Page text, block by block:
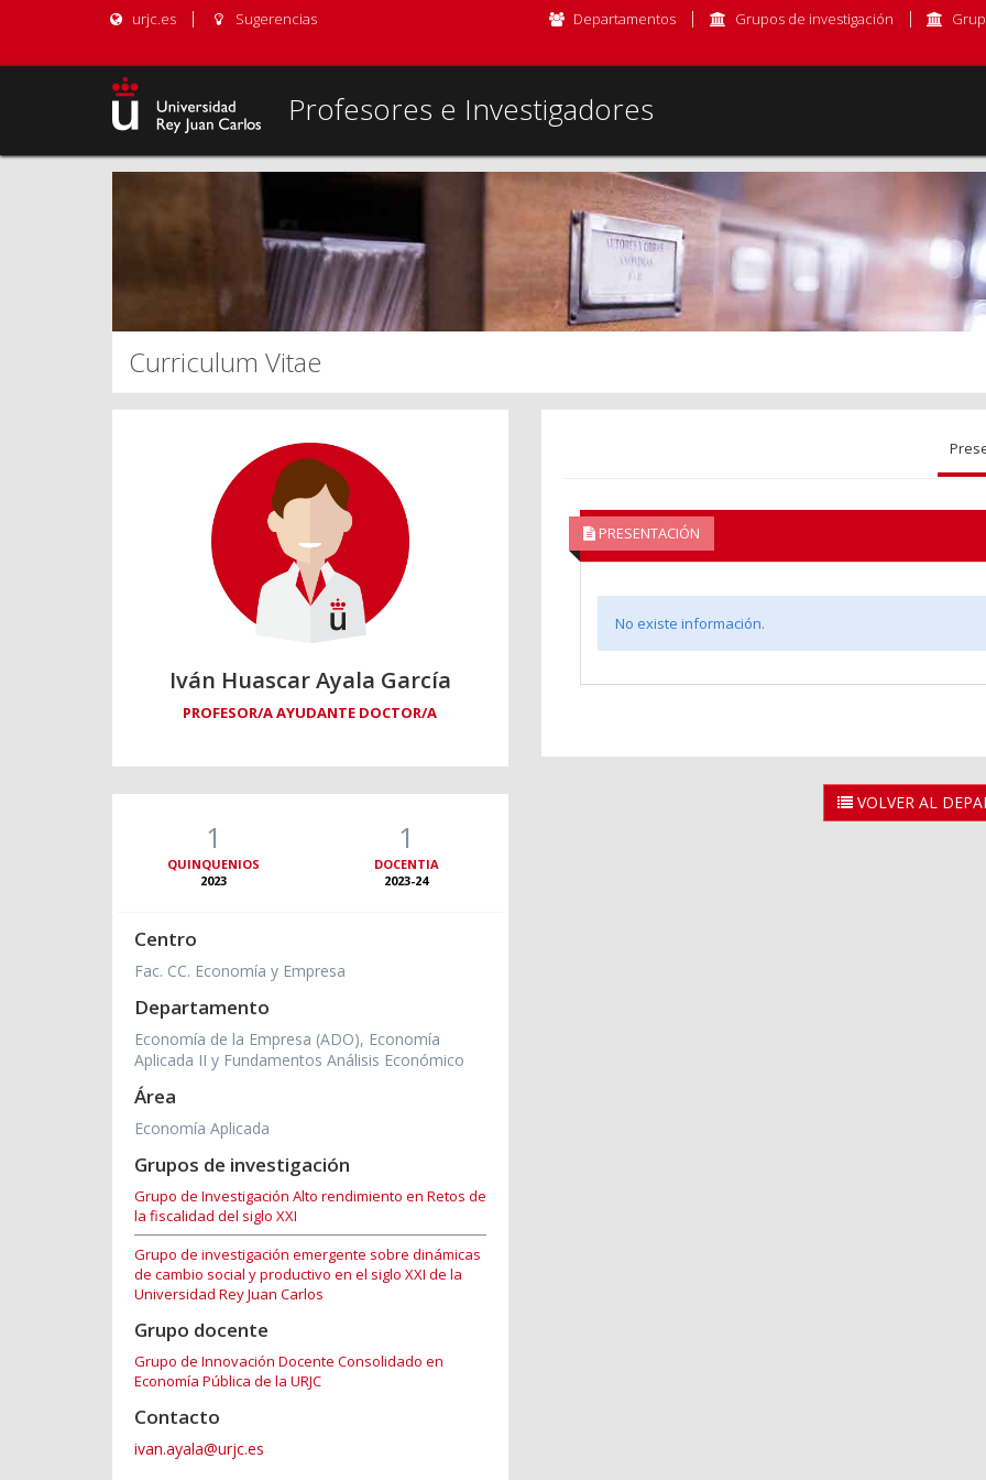
urjc.es Sugerencias Departamentos Grupos de investigación
Profesores e Investigadores
Curriculum Vitae
Iván Huascar Ayala García
PROFESOR/A AYUDANTE DOCTOR/A
1
QUINQUENIOS
2023
1
DOCENTIA
2023-24
Centro
Fac. CC. Economía y Empresa
Departamento
Economía de la Empresa (ADO), Economía
Aplicada II y Fundamentos Análisis Económico
Área
Economía Aplicada
Grupos de investigación
Grupo de Investigación Alto rendimiento en Retos de
la fiscalidad del siglo XXI
Grupo de investigación emergente sobre dinámicas
de cambio social y productivo en el siglo XXI de la
Universidad Rey Juan Carlos
Grupo docente
Grupo de Innovación Docente Consolidado en
Economía Pública de la URJC
Contacto
ivan.ayala@urjc.es
PRESENTACIÓN
No existe información.
VOLVER AL